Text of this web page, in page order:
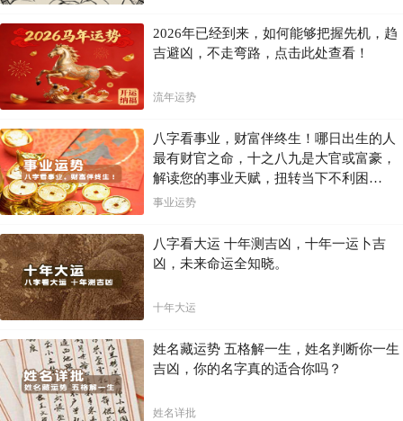
2026年已经到来，如何能够把握先机，趋
吉避凶，不走弯路，点击此处查看！
流年运势
八字看事业，财富伴终生！哪日出生的人
最有财官之命，十之八九是大官或富豪，
解读您的事业天赋，扭转当下不利困
局！！
事业运势
八字看大运 十年测吉凶，十年一运卜吉
凶，未来命运全知晓。
十年大运
姓名藏运势 五格解一生，姓名判断你一生
吉凶，你的名字真的适合你吗？
姓名详批